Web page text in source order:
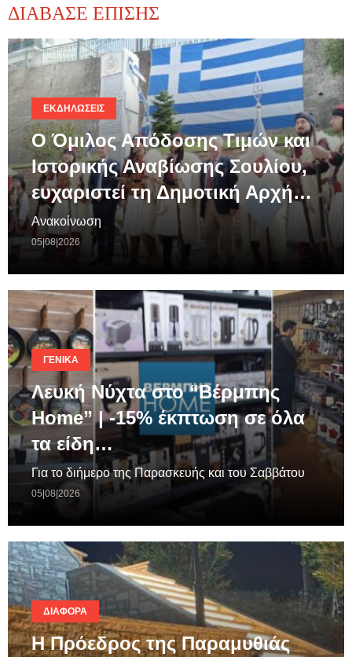
ΔΙΑΒΑΣΕ ΕΠΙΣΗΣ
ΕΚΔΗΛΏΣΕΙΣ
Ο Όμιλος Απόδοσης Τιμών και
Ιστορικής Αναβίωσης Σουλίου,
ευχαριστεί τη Δημοτική Αρχή…
Ανακοίνωση
05|08|2026
ΓΕΝΙΚΆ
Λευκή Νύχτα στο “Βέρμπης
Home” | -15% έκπτωση σε όλα
τα είδη…
Για το διήμερο της Παρασκευής και του Σαββάτου
05|08|2026
ΔΙΆΦΟΡΑ
Η Πρόεδρος της Παραμυθιάς